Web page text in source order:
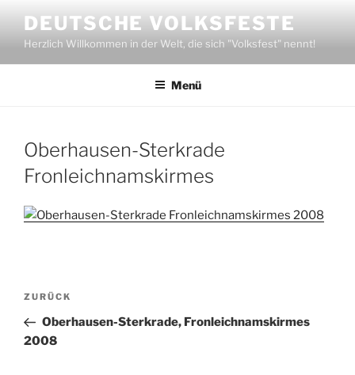
Inhalt
springen
DEUTSCHE VOLKSFESTE
Herzlich Willkommen in der Welt, die sich "Volksfest" nennt!
Menü
Oberhausen-Sterkrade
Fronleichnamskirmes
Beitragsnavigation
Vorheriger
Beitrag
ZURÜCK
Oberhausen-Sterkrade, Fronleichnamskirmes
2008